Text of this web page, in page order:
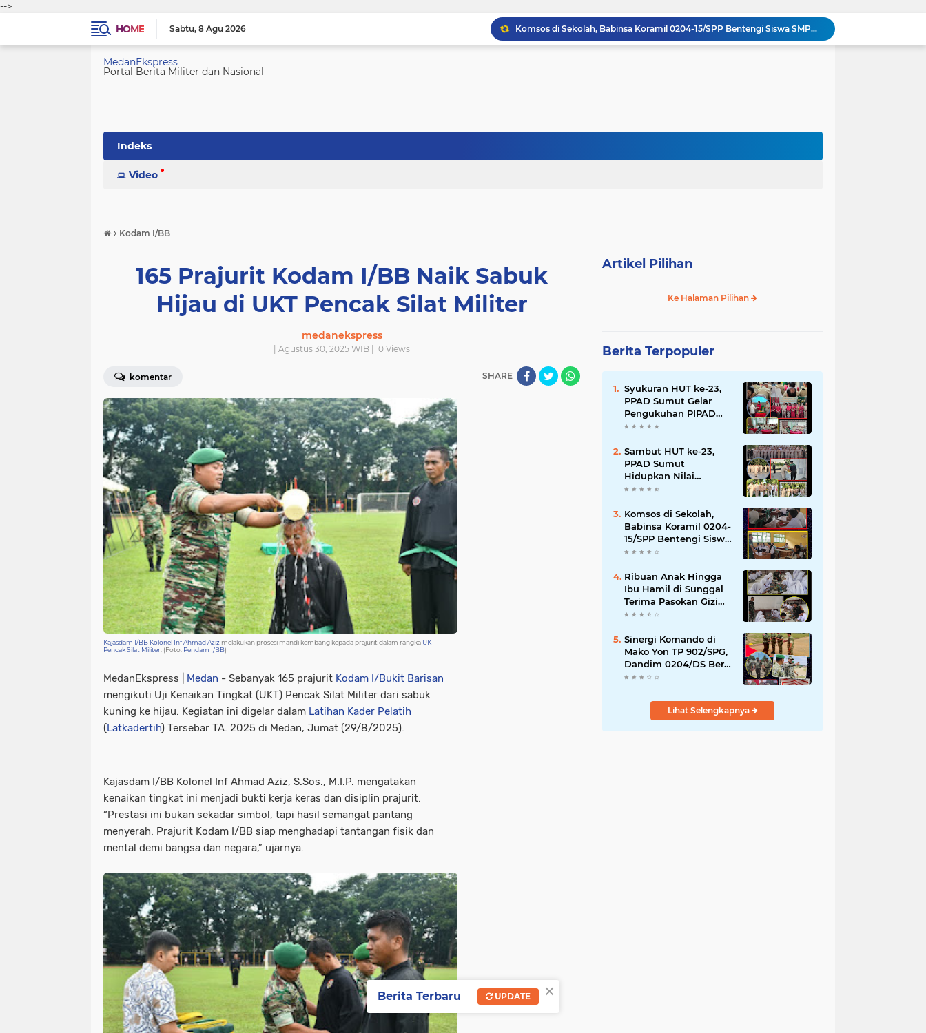
-->
HOME
Sabtu 8 Agu 2026
Komsos di Sekolah, Babinsa Koramil 0204-15/SPP Bentengi Siswa SMPN 1 Sipispis dari Bahaya Narkotika
Sambut HUT ke-23, PPAD Sumut Hidupkan Nilai Pahlawan di TMP Bukit Barisan
Respons Cepat Jembatan Rusak, Babinsa Koramil 0204-10/SR Ajak Warga Sei Rampah Gotong Royong
MedanEkspress
Portal Berita Militer dan Nasional
Indeks
Video
› Kodam I/BB
165 Prajurit Kodam I/BB Naik Sabuk
Hijau di UKT Pencak Silat Militer
medanekspress
| Agustus 30, 2025 WIB | 0 Views
komentar SHARE
Kajasdam I/BB Kolonel Inf Ahmad Aziz melakukan prosesi mandi kembang kepada prajurit dalam rangka UKT
Pencak Silat Militer . (Foto: Pendam I/BB)
MedanEkspress | Medan - Sebanyak 165 prajurit Kodam I/Bukit Barisan
mengikuti Uji Kenaikan Tingkat (UKT) Pencak Silat Militer dari sabuk
kuning ke hijau. Kegiatan ini digelar dalam Latihan Kader Pelatih
(Latkadertih) Tersebar TA. 2025 di Medan, Jumat (29/8/2025).
Kajasdam I/BB Kolonel Inf Ahmad Aziz, S.Sos., M.I.P. mengatakan
kenaikan tingkat ini menjadi bukti kerja keras dan disiplin prajurit.
“Prestasi ini bukan sekadar simbol, tapi hasil semangat pantang
menyerah. Prajurit Kodam I/BB siap menghadapi tantangan fisik dan
mental demi bangsa dan negara,” ujarnya.
Artikel Pilihan
Ke Halaman Pilihan
Berita Terpopuler
Syukuran HUT ke-23,
PPAD Sumut Gelar
Pengukuhan PIPAD
Hingga Tradisi
Sambut HUT ke-23,
PPAD Sumut
Hidupkan Nilai
Pahlawan di TMP
Komsos di Sekolah,
Babinsa Koramil 0204-
15/SPP Bentengi Siswa
SMPN 1 Sipispis dari
Ribuan Anak Hingga
Ibu Hamil di Sunggal
Terima Pasokan Gizi
Gratis dari TNI dan
Sinergi Komando di
Mako Yon TP 902/SPG,
Dandim 0204/DS Beri
Penghormatan Khusus
Lihat Selengkapnya
×
Berita Terbaru UPDATE